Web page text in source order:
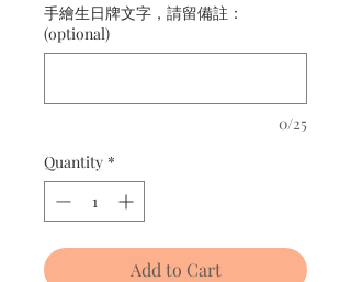
手繪生日牌文字，請留備註：
(optional)
0/25
Quantity *
Add to Cart